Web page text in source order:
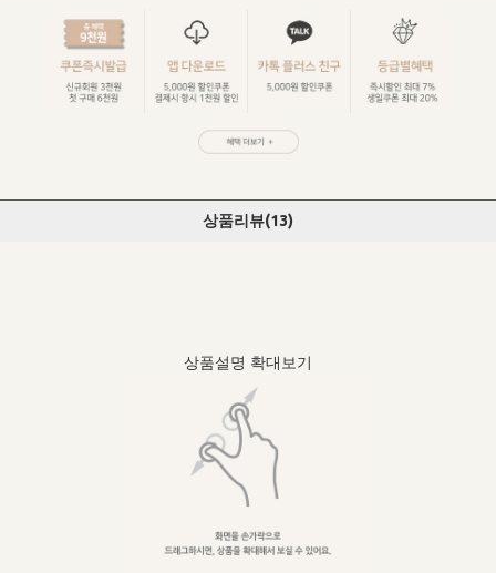
상품리뷰(13)
상품설명 확대보기